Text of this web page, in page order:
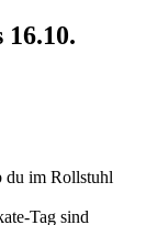
du im Rollstuhl
Tag sind